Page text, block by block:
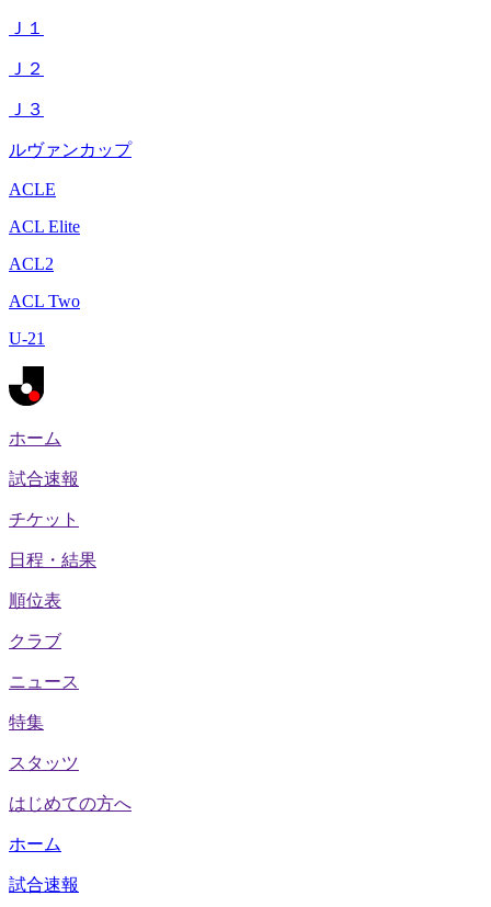
Ｊ１
Ｊ２
Ｊ３
ルヴァンカップ
ACLE
ACL Elite
ACL2
ACL Two
U-21
ホーム
試合速報
チケット
日程・結果
順位表
クラブ
ニュース
特集
スタッツ
はじめての方へ
ホーム
試合速報